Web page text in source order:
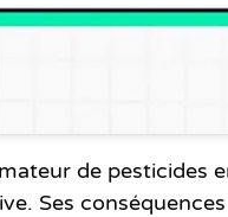
de pesticides
Ses